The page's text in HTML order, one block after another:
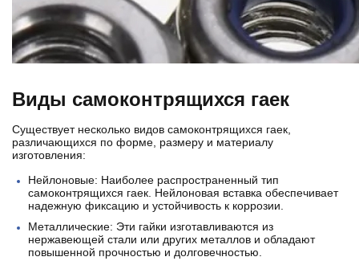
Виды самоконтрящихся гаек
Существует несколько видов самоконтрящихся гаек,
различающихся по форме, размеру и материалу
изготовления:
Нейлоновые: Наиболее распространенный тип
самоконтрящихся гаек. Нейлоновая вставка обеспечивает
надежную фиксацию и устойчивость к коррозии.
Металлические: Эти гайки изготавливаются из
нержавеющей стали или других металлов и обладают
повышенной прочностью и долговечностью.